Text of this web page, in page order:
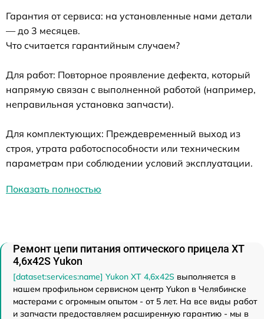
Гарантия от сервиса: на установленные нами детали
— до 3 месяцев.
Что считается гарантийным случаем?
Для работ: Повторное проявление дефекта, который
напрямую связан с выполненной работой (например,
неправильная установка запчасти).
Для комплектующих: Преждевременный выход из
строя, утрата работоспособности или техническим
параметрам при соблюдении условий эксплуатации.
Показать полностью
Ремонт цепи питания оптического прицела XT
4,6x42S Yukon
[dataset:services:name] Yukon XT 4,6x42S выполняется в
нашем профильном сервисном центр Yukon в Челябинске
мастерами с огромным опытом - от 5 лет. На все виды работ
и запчасти предоставляем расширенную гарантию - мы в